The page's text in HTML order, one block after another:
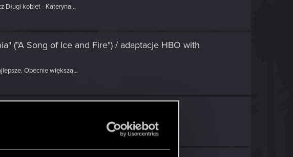
Długi kobiet - Kateryna...
("A Song of Ice and Fire") / adaptacje HBO with
Obecnie większą...
dla rekonstruktora...